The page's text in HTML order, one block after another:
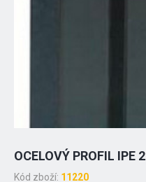
OCELOVÝ PROFIL IPE
Kód zboží: 11220